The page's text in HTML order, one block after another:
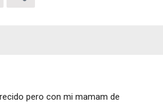
pero con mi mamam de